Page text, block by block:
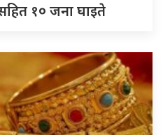
१० जना घाइते